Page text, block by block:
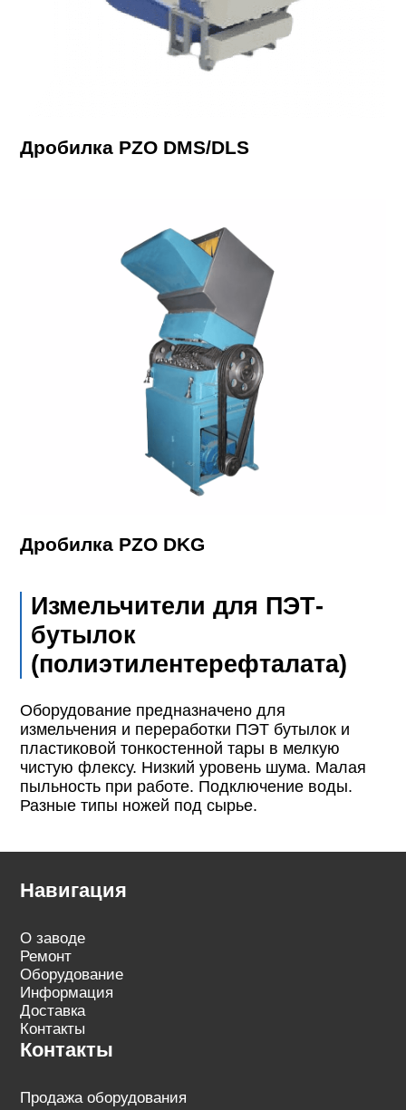
Дробилка PZO DMS/DLS
Дробилка PZO DKG
Измельчители для ПЭТ-
бутылок
(полиэтилентерефталата)
Оборудование предназначено для
измельчения и переработки ПЭТ бутылок и
пластиковой тонкостенной тары в мелкую
чистую флексу. Низкий уровень шума. Малая
пыльность при работе. Подключение воды.
Разные типы ножей под сырье.
Навигация
О заводе
Ремонт
Оборудование
Информация
Доставка
Контакты
Контакты
Продажа оборудования